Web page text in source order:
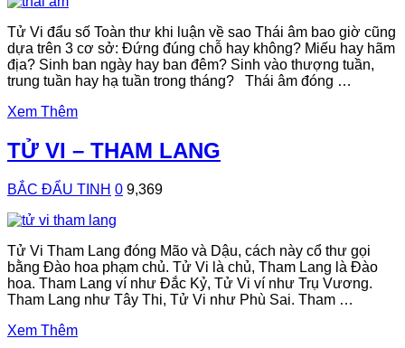
Tử Vi đẩu số Toàn thư khi luận về sao Thái âm bao giờ cũng
dựa trên 3 cơ sở: Đứng đúng chỗ hay không? Miếu hay hãm
địa? Sinh ban ngày hay ban đêm? Sinh vào thượng tuần,
trung tuần hay hạ tuần trong tháng? Thái âm đóng …
Xem Thêm
TỬ VI – THAM LANG
BẮC ĐẨU TINH 0 9,369
Tử Vi Tham Lang đóng Mão và Dậu, cách này cổ thư gọi
bằng Đào hoa phạm chủ. Tử Vi là chủ, Tham Lang là Đào
hoa. Tham Lang ví như Đắc Kỷ, Tử Vi ví như Trụ Vương.
Tham Lang như Tây Thi, Tử Vi như Phù Sai. Tham …
Xem Thêm